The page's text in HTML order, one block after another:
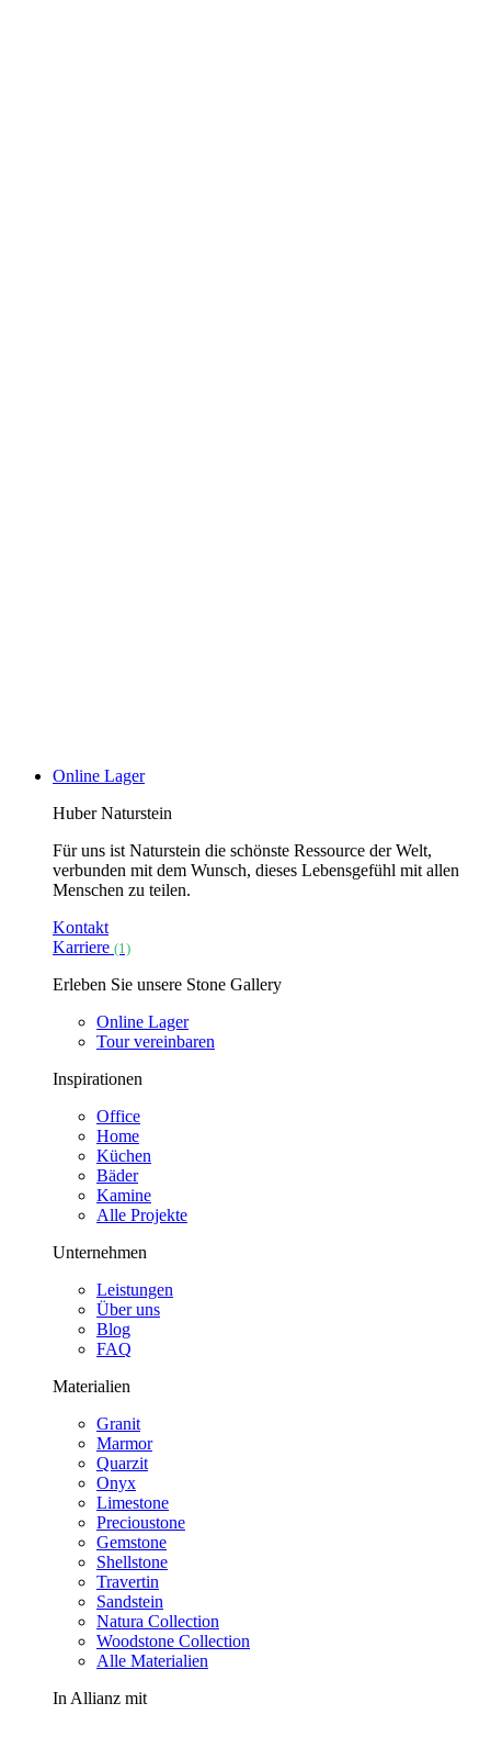
Online Lager
Huber Naturstein
Für uns ist Naturstein die schönste Ressource der Welt,
verbunden mit dem Wunsch, dieses Lebensgefühl mit allen
Menschen zu teilen.
Kontakt
Karriere (1)
Erleben Sie unsere Stone Gallery
Online Lager
Tour vereinbaren
Inspirationen
Office
Home
Küchen
Bäder
Kamine
Alle Projekte
Unternehmen
Leistungen
Über uns
Blog
FAQ
Materialien
Granit
Marmor
Quarzit
Onyx
Limestone
Precioustone
Gemstone
Shellstone
Travertin
Sandstein
Natura Collection
Woodstone Collection
Alle Materialien
In Allianz mit